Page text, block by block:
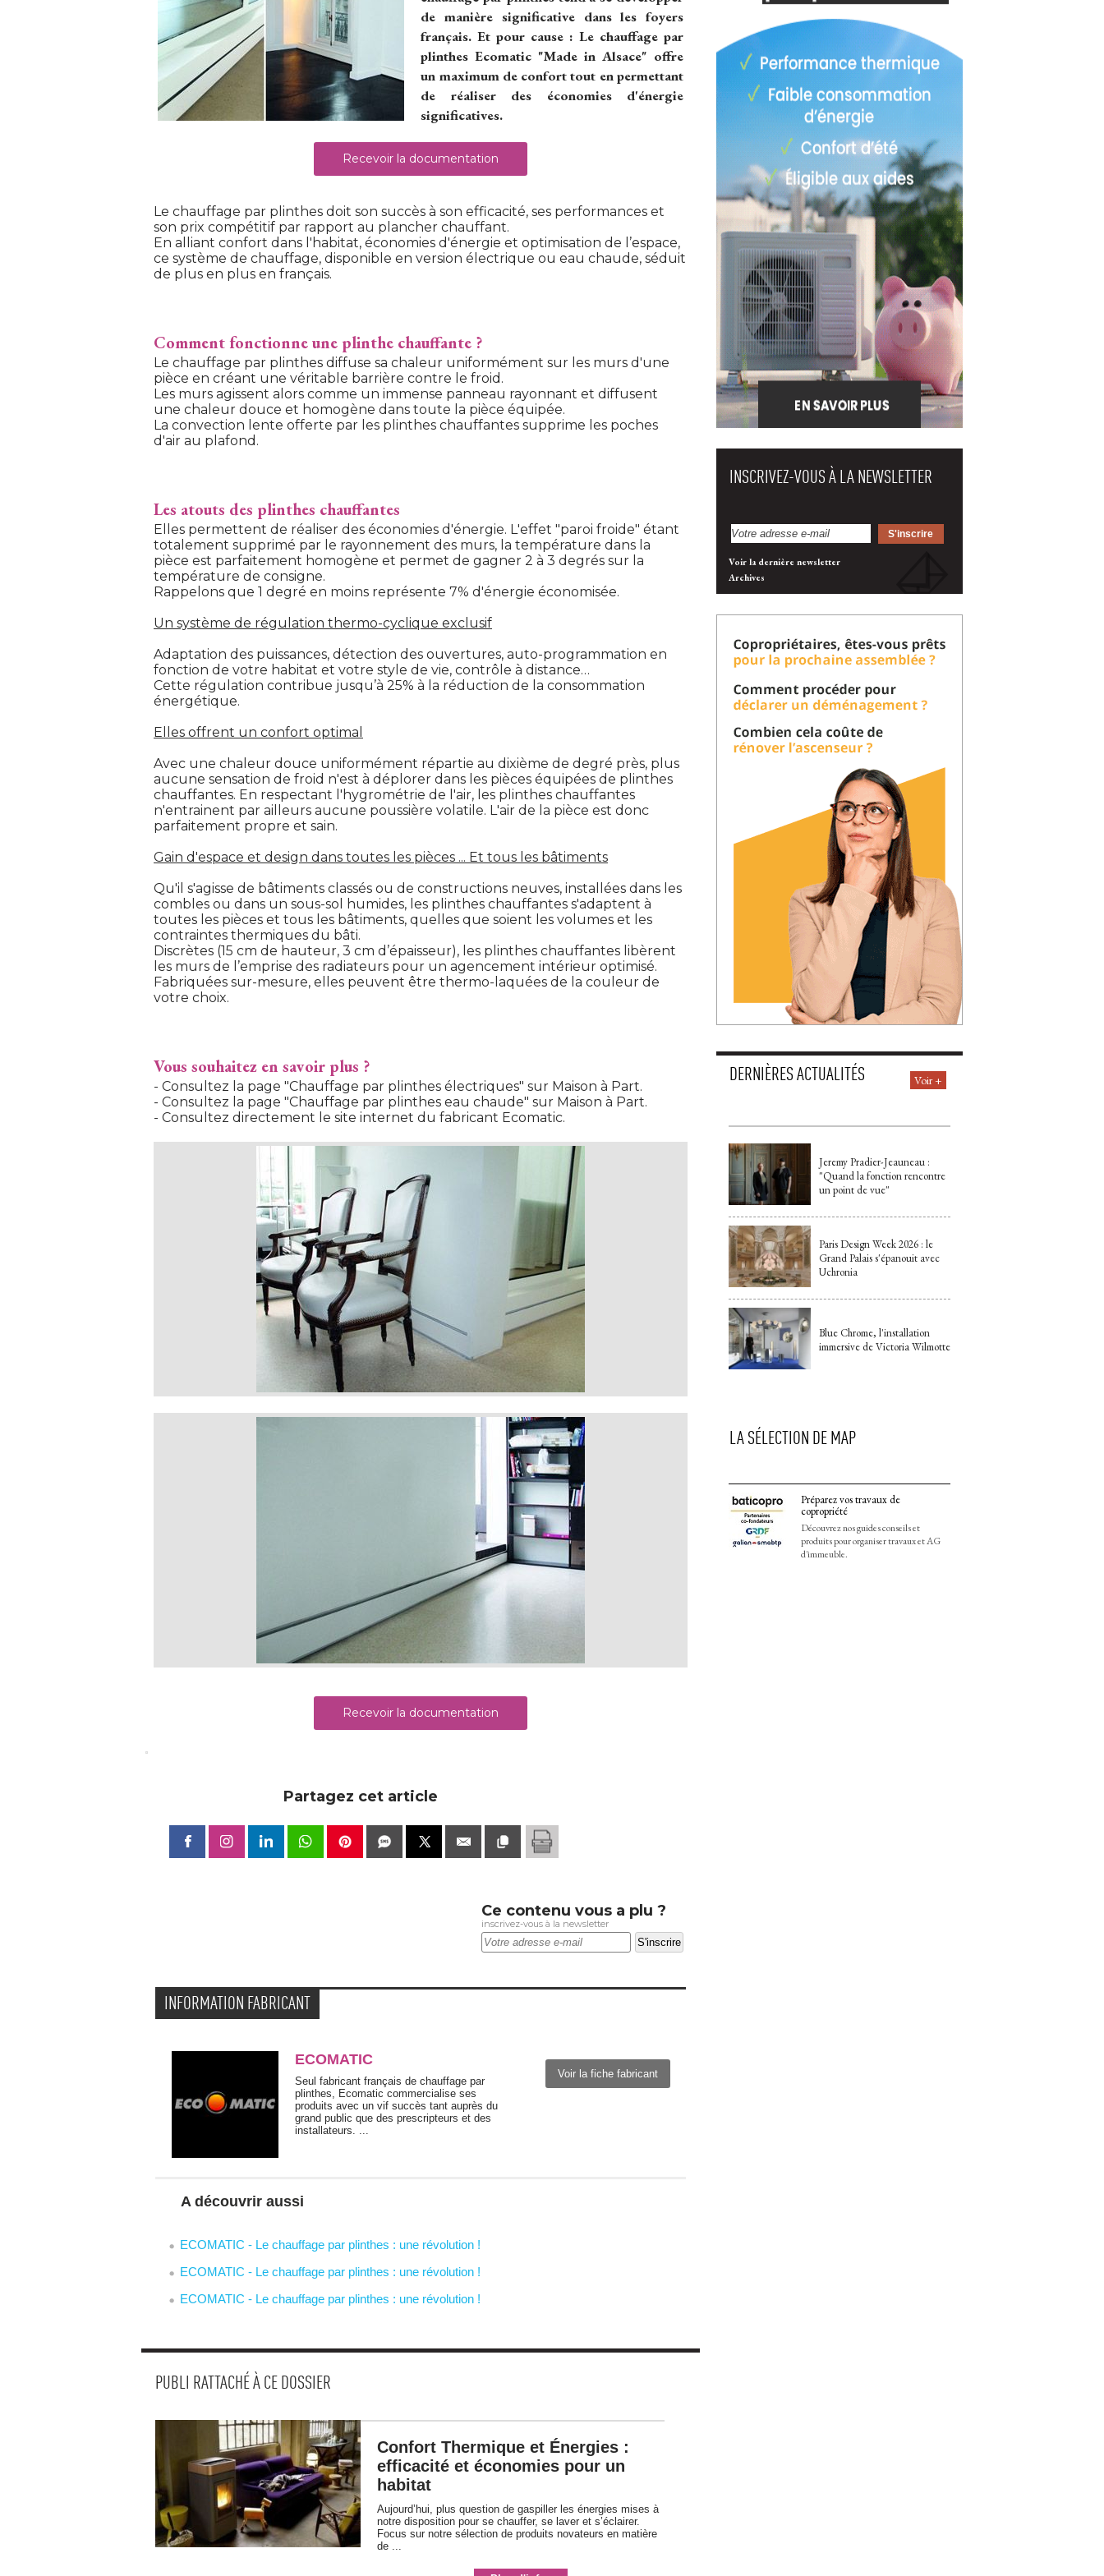
de manière significative dans les foyers
français. Et pour cause : Le chauffage par
plinthes Ecomatic "Made in Alsace" offre
un maximum de confort tout en permettant
de réaliser des économies d'énergie
significatives.
Recevoir la documentation
Le chauffage par plinthes doit son succès à son efficacité, ses performances et
son prix compétitif par rapport au plancher chauffant.
En alliant confort dans l'habitat, économies d'énergie et optimisation de l’espace,
ce système de chauffage, disponible en version électrique ou eau chaude, séduit
de plus en plus en français.
Comment fonctionne une plinthe chauffante ?
Le chauffage par plinthes diffuse sa chaleur uniformément sur les murs d'une
pièce en créant une véritable barrière contre le froid.
Les murs agissent alors comme un immense panneau rayonnant et diffusent
une chaleur douce et homogène dans toute la pièce équipée.
La convection lente offerte par les plinthes chauffantes supprime les poches
d'air au plafond.
Les atouts des plinthes chauffantes
Elles permettent de réaliser des économies d'énergie. L'effet "paroi froide" étant
totalement supprimé par le rayonnement des murs, la température dans la
pièce est parfaitement homogène et permet de gagner 2 à 3 degrés sur la
température de consigne.
Rappelons que 1 degré en moins représente 7% d'énergie économisée.
Un système de régulation thermo-cyclique exclusif
Adaptation des puissances, détection des ouvertures, auto-programmation en
fonction de votre habitat et votre style de vie, contrôle à distance…
Cette régulation contribue jusqu’à 25% à la réduction de la consommation
énergétique.
Elles offrent un confort optimal
Avec une chaleur douce uniformément répartie au dixième de degré près, plus
aucune sensation de froid n'est à déplorer dans les pièces équipées de plinthes
chauffantes. En respectant l'hygrométrie de l'air, les plinthes chauffantes
n'entrainent par ailleurs aucune poussière volatile. L'air de la pièce est donc
parfaitement propre et sain.
Gain d'espace et design dans toutes les pièces ... Et tous les bâtiments
Qu'il s'agisse de bâtiments classés ou de constructions neuves, installées dans les
combles ou dans un sous-sol humides, les plinthes chauffantes s'adaptent à
toutes les pièces et tous les bâtiments, quelles que soient les volumes et les
contraintes thermiques du bâti.
Discrètes (15 cm de hauteur, 3 cm d’épaisseur), les plinthes chauffantes libèrent
les murs de l’emprise des radiateurs pour un agencement intérieur optimisé.
Fabriquées sur-mesure, elles peuvent être thermo-laquées de la couleur de
votre choix.
Vous souhaitez en savoir plus ?
- Consultez la page "Chauffage par plinthes électriques" sur Maison à Part.
- Consultez la page "Chauffage par plinthes eau chaude" sur Maison à Part.
- Consultez directement le site internet du fabricant Ecomatic.
Recevoir la documentation
Partagez cet article
Ce contenu vous a plu ?
inscrivez-vous à la newsletter
INFORMATION FABRICANT
ECOMATIC
Seul fabricant français de chauffage par
plinthes, Ecomatic commercialise ses
produits avec un vif succès tant auprès du
grand public que des prescripteurs et des
installateurs. ...
Voir la fiche fabricant
A découvrir aussi
ECOMATIC - Le chauffage par plinthes : une révolution !
ECOMATIC - Le chauffage par plinthes : une révolution !
ECOMATIC - Le chauffage par plinthes : une révolution !
PUBLI RATTACHÉ À CE DOSSIER
Confort Thermique et Énergies :
efficacité et économies pour un
habitat
Aujourd’hui, plus question de gaspiller les énergies mises à
notre disposition pour se chauffer, se laver et s’éclairer.
Focus sur notre sélection de produits novateurs en matière
de ...
INSCRIVEZ-VOUS À LA NEWSLETTER
Voir la dernière newsletter
Archives
DERNIÈRES ACTUALITÉS Voir +
Jeremy Pradier-Jeauneau :
"Quand la fonction rencontre
un point de vue"
Paris Design Week 2026 : le
Grand Palais s'épanouit avec
Uchronia
Blue Chrome, l'installation
immersive de Victoria Wilmotte
LA SÉLECTION DE MAP
Préparez vos travaux de
copropriété
Découvrez nos guides conseils et
produits pour organiser travaux et AG
d'immeuble.